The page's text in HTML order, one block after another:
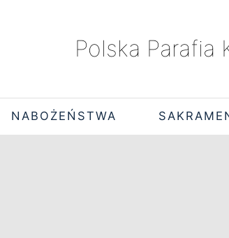
Polska Parafia
NABOŻEŃSTWA